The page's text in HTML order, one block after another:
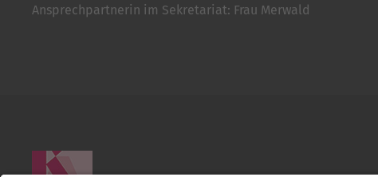
Ansprechpartnerin im Sekretariat: Frau Merwald